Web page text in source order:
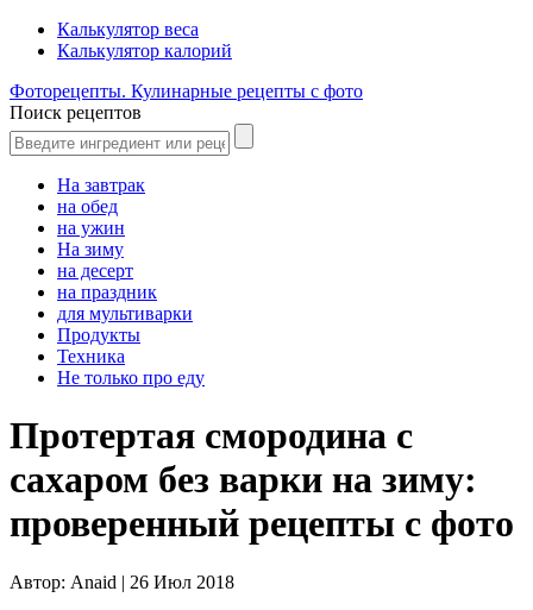
Калькулятор веса
Калькулятор калорий
Фоторецепты. Кулинарные рецепты с фото
Поиск рецептов
На завтрак
на обед
на ужин
На зиму
на десерт
на праздник
для мультиварки
Продукты
Техника
Не только про еду
Протертая смородина с
сахаром без варки на зиму:
проверенный рецепты с фото
Автор: Anaid | 26 Июл 2018